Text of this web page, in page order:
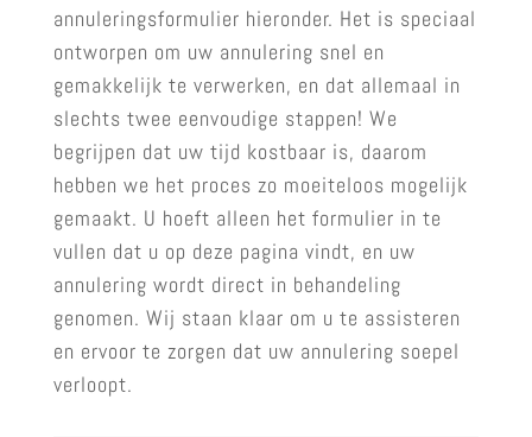
annuleringsformulier hieronder. Het is speciaal
ontworpen om uw annulering snel en
gemakkelijk te verwerken, en dat allemaal in
slechts twee eenvoudige stappen! We
begrijpen dat uw tijd kostbaar is, daarom
hebben we het proces zo moeiteloos mogelijk
gemaakt. U hoeft alleen het formulier in te
vullen dat u op deze pagina vindt, en uw
annulering wordt direct in behandeling
genomen. Wij staan klaar om u te assisteren
en ervoor te zorgen dat uw annulering soepel
verloopt.